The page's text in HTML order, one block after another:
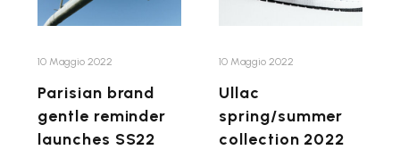
to-
wear
(Demo)
10 Maggio 2022
Parisian brand
gentle reminder
launches SS22
neutral
(Demo)
10 Maggio 2022
Ullac
spring/summer
collection 2022